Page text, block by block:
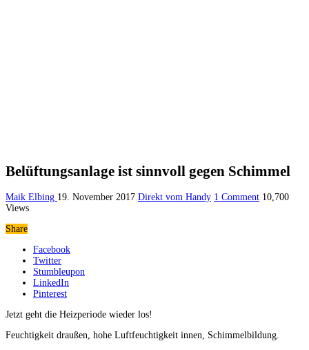
Belüftungsanlage ist sinnvoll gegen Schimmel
Maik Elbing 19. November 2017 Direkt vom Handy 1 Comment 10,700
Views
Share
Facebook
Twitter
Stumbleupon
LinkedIn
Pinterest
Jetzt geht die Heizperiode wieder los!
Feuchtigkeit draußen, hohe Luftfeuchtigkeit innen, Schimmelbildung.